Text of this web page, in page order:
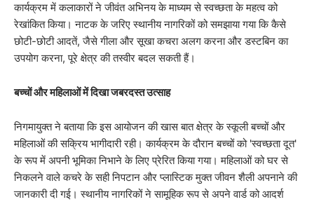
​कार्यक्रम में कलाकारों ने जीवंत अभिनय के माध्यम से स्वच्छता के महत्व को
रेखांकित किया। नाटक के जरिए स्थानीय नागरिकों को समझाया गया कि कैसे
छोटी-छोटी आदतें, जैसे गीला और सूखा कचरा अलग करना और डस्टबिन का
उपयोग करना, पूरे क्षेत्र की तस्वीर बदल सकती हैं।
बच्चों और महिलाओं में दिखा जबरदस्त उत्साह
निगमायुक्त ने बताया कि ​इस आयोजन की खास बात क्षेत्र के स्कूली बच्चों और
महिलाओं की सक्रिय भागीदारी रही। कार्यक्रम के दौरान ​बच्चों को 'स्वच्छता दूत'
के रूप में अपनी भूमिका निभाने के लिए प्रेरित किया गया। महिलाओं को घर से
निकलने वाले कचरे के सही निपटान और प्लास्टिक मुक्त जीवन शैली अपनाने की
जानकारी दी गई। स्थानीय नागरिकों ने सामूहिक रूप से अपने वार्ड को आदर्श